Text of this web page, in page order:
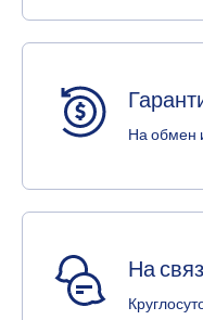
На обмен
На